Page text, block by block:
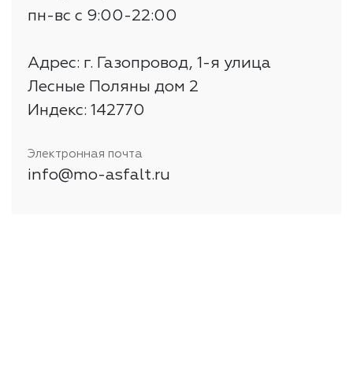
пн-вс с 9:00-22:00
Адрес: г. Газопровод, 1-я улица
Лесные Поляны дом 2
Индекс: 142770
Электронная почта
info@mo-asfalt.ru